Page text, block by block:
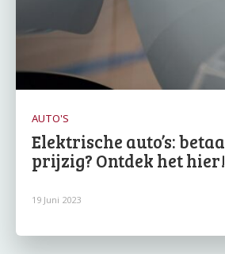
AUTO'S
Elektrische auto’s:
prijzig? Ontdek het hier!
19 Juni 2023